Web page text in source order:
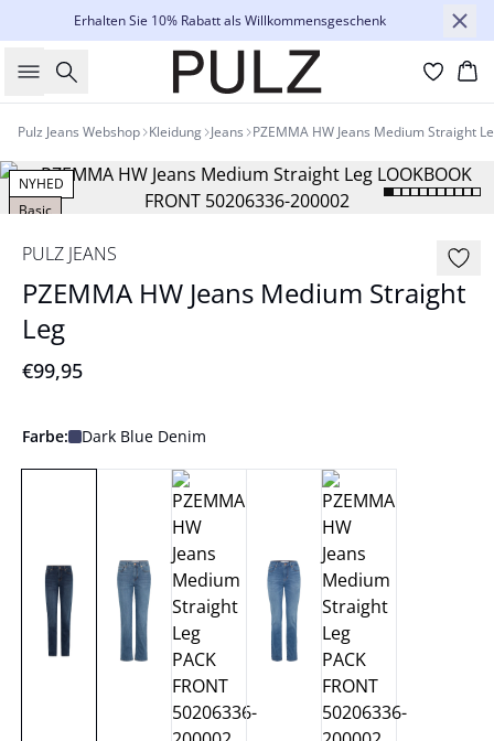
Erhalten Sie 10% Rabatt als Willkommensgeschenk
Suche
Pulz Jeans Webshop Kleidung Jeans PZEMMA HW Jeans Medium Straight
NYHED
Basic
PULZ JEANS
PZEMMA HW Jeans Medium Straight
Leg
€99,95
Farbe: Dark Blue Denim